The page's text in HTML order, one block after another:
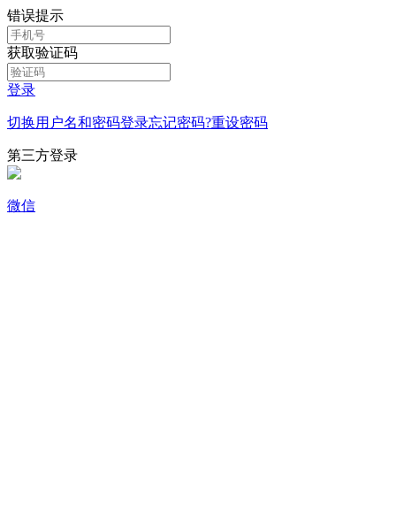
错误提示
获取验证码
登录
切换用户名和密码登录忘记密码?重设密码
第三方登录
微信